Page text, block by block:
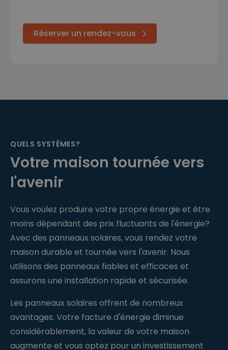
Réserver un rendez-vous
QUELS SYSTÈMES?
Votre maison tournée vers
l'avenir
Vous voulez produire votre propre énergie et être
moins dépendant des prix fluctuants de l'énergie?
Avec des panneaux solaires, vous rendez votre
maison durable et tournée vers l'avenir. Nous
utilisons des panneaux fiables et efficaces et
assurons une installation rapide et sécurisée.
Les panneaux solaires offrent de nombreux
avantages. Votre facture d'énergie diminue
considérablement, la valeur de votre maison
augmente et vous optez pour un investissement